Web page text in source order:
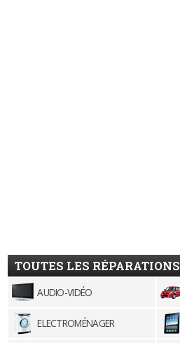
TOUTES LES RÉPARATIONS
AUDIO-VIDÉO
ELECTROMÉNAGER